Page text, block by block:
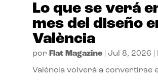
Lo que se verá
mes del diseño
València
por Flat Magazine| Jul 8, 2026
València volverá a convertirse